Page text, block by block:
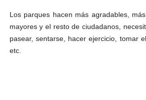
Los parques hacen más agradables,
mayores y el resto de ciudadanos,
pasear, sentarse, hacer ejercicio, tomar
etc.